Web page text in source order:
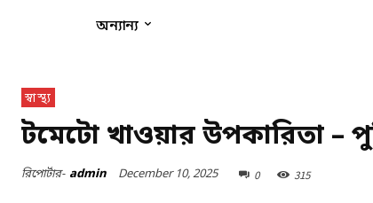
অন্যান্য
স্বাস্থ্য
টমেটো খাওয়ার উপকারিতা –
রিপোর্টার- admin December 10, 2025 0 315